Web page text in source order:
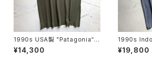
1990s USA製 "Patagonia“ b
eneficial S/S T-shirt
¥14,300
1990s
ssy" S/S
¥19,800